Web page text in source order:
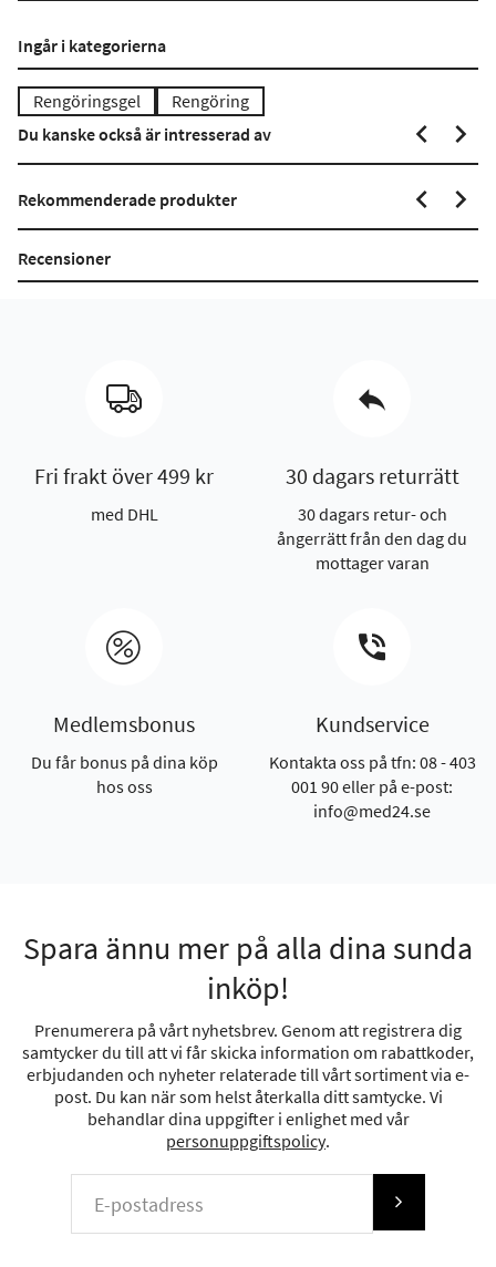
Ingår i kategorierna
Rengöringsgel
Rengöring
Du kanske också är intresserad av
Rekommenderade produkter
Recensioner
Fri frakt över 499 kr
med DHL
30 dagars returrätt
30 dagars retur- och
ångerrätt från den dag du
mottager varan
Medlemsbonus
Du får bonus på dina köp
hos oss
Kundservice
Kontakta oss på tfn: 08 - 403
001 90 eller på e-post:
info@med24.se
Spara ännu mer på alla dina sunda
inköp!
Prenumerera på vårt nyhetsbrev. Genom att registrera dig
samtycker du till att vi får skicka information om rabattkoder,
erbjudanden och nyheter relaterade till vårt sortiment via e-
post. Du kan när som helst återkalla ditt samtycke. Vi
behandlar dina uppgifter i enlighet med vår
personuppgiftspolicy.